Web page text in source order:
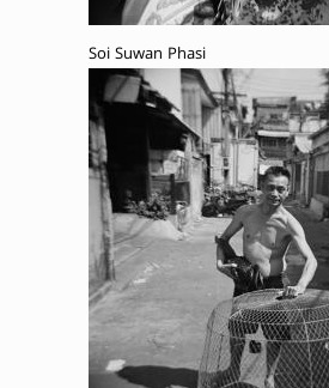
Soi Suwan Phasi